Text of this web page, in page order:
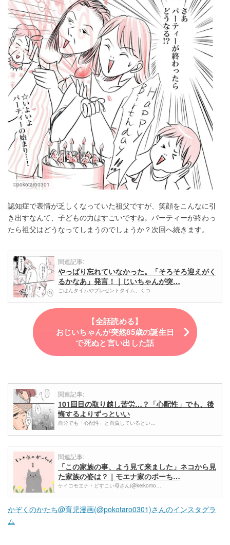
©pokotaro0301
認知症で表情が乏しくなっていた祖父ですが、笑顔をこんなに引
き出すなんて、子どもの力はすごいですね。パーティーが終わっ
たら祖父はどうなってしまうのでしょうか？次回へ続きます。
関連記事:
やっぱり忘れていなかった。「そろそろ迎えがく
るかなあ」発言！｜じいちゃんが突…
ごはんタイムやプレゼントタイム、くつ…
【全話読める】
おじいちゃんが突然85歳の誕生日
で死ぬと言い出した話
関連記事:
101回目の取り越し苦労…？「心配性」でも、後
悔するよりずっといい
自分でも「心配性」と自負しているとい…
関連記事:
「この家族の事、よう見て来ました」ネコから見
た家族の姿は？｜モエナ家のポーち…
ケイコモエナ・どすこい母さん(@keikomo…
かぞくのかたち@育児漫画(@pokotaro0301)さんのインスタグラ
ム